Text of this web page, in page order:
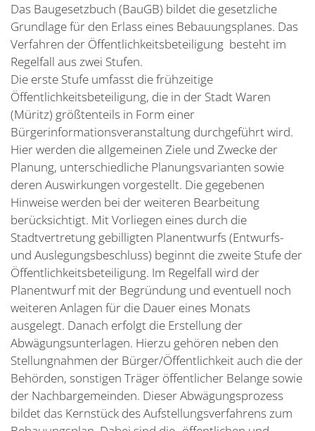
Das Baugesetzbuch (BauGB) bildet die gesetzliche
Grundlage für den Erlass eines Bebauungsplanes. Das
Verfahren der Öffentlichkeitsbeteiligung besteht im
Regelfall aus zwei Stufen.
Die erste Stufe umfasst die frühzeitige
Öffentlichkeitsbeteiligung, die in der Stadt Waren
(Müritz) größtenteils in Form einer
Bürgerinformationsveranstaltung durchgeführt wird.
Hier werden die allgemeinen Ziele und Zwecke der
Planung, unterschiedliche Planungsvarianten sowie
deren Auswirkungen vorgestellt. Die gegebenen
Hinweise werden bei der weiteren Bearbeitung
berücksichtigt. Mit Vorliegen eines durch die
Stadtvertretung gebilligten Planentwurfs (Entwurfs-
und Auslegungsbeschluss) beginnt die zweite Stufe der
Öffentlichkeitsbeteiligung. Im Regelfall wird der
Planentwurf mit der Begründung und eventuell noch
weiteren Anlagen für die Dauer eines Monats
ausgelegt. Danach erfolgt die Erstellung der
Abwägungsunterlagen. Hierzu gehören neben den
Stellungnahmen der Bürger/Öffentlichkeit auch die der
Behörden, sonstigen Träger öffentlicher Belange sowie
der Nachbargemeinden. Dieser Abwägungsprozess
bildet das Kernstück des Aufstellungsverfahrens zum